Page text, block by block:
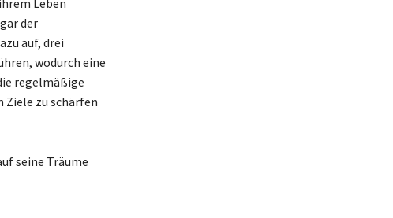
der
auf, drei
wodurch eine
regelmäßige
Ziele zu schärfen
seine Träume